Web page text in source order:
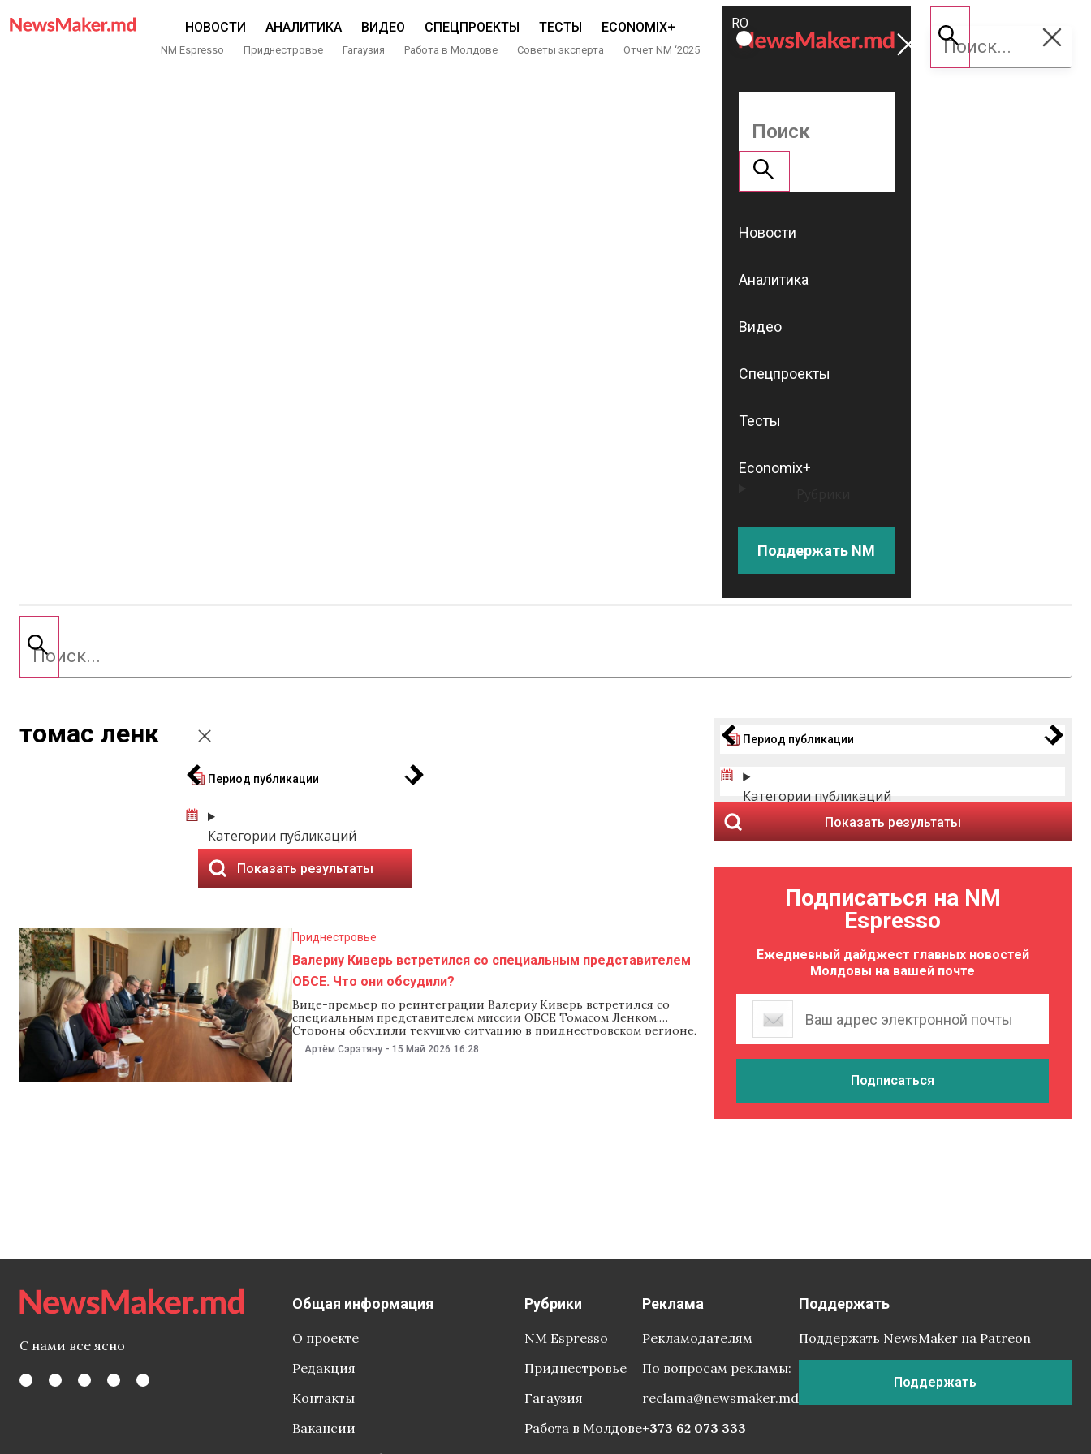
НОВОСТИ АНАЛИТИКА ВИДЕО СПЕЦПРОЕКТЫ ТЕСТЫ ECONOMIX+
NM Espresso Приднестровье Гагаузия Работа в Молдове Советы эксперта Отчет NM ‘2025
ROMÂNĂ
RU
Поддержать
NM
Новости
Аналитика
Видео
Спецпроекты
Тесты
Economix+
Поддержать NM
томас ленк
Период публикации
Категории публикаций
Показать результаты
Приднестровье
Валериу Киверь встретился со специальным представителем
ОБСЕ. Что они обсудили?
Вице-премьер по реинтеграции Валериу Киверь встретился со
специальным представителем миссии ОБСЕ Томасом Ленком.
Стороны обсудили текущую ситуацию в приднестровском регионе,
динамику диалога между Тирасполем и Кишиневом и приоритеты
молдавских властей. Об этом 15 мая сообщили на сайте правительства.
Артём Сэрэтяну - 15 Май 2026 16:28
Период публикации
Категории публикаций
Показать результаты
Подписаться на NM
Espresso
Ежедневный дайджест главных новостей
Молдовы на вашей почте
С нами все ясно
Общая информация
О проекте
Редакция
Контакты
Вакансии
Рубрики
NM Espresso
Приднестровье
Гагаузия
Работа в Молдове
Реклама
Рекламодателям
По вопросам рекламы:
reclama@newsmaker.md
+373 62 073 333
Поддержать
Поддержать NewsMaker на Patreon
Поддержать